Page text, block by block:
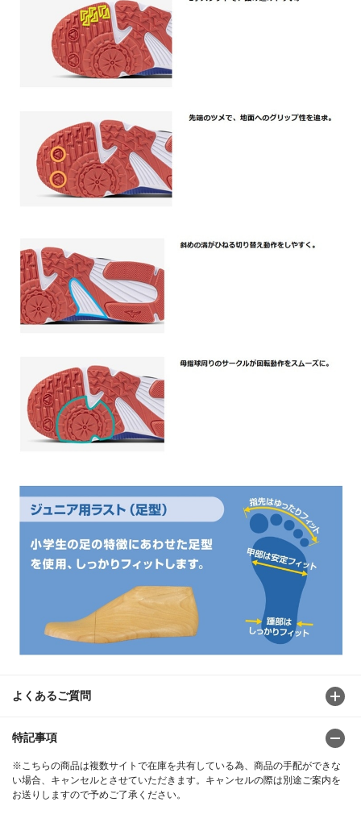
よくあるご質問
特記事項
※こちらの商品は複数サイトで在庫を共有している為、商品の手配ができな
い場合、キャンセルとさせていただきます。キャンセルの際は別途ご案内を
お送りしますので予めご了承ください。